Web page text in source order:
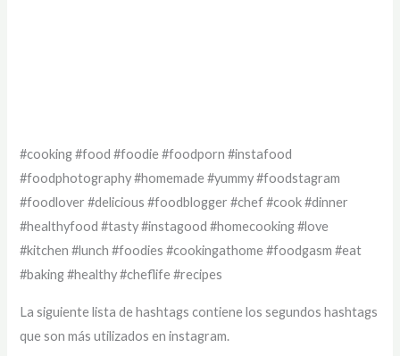
#cooking #food #foodie #foodporn #instafood
#foodphotography #homemade #yummy #foodstagram
#foodlover #delicious #foodblogger #chef #cook #dinner
#healthyfood #tasty #instagood #homecooking #love
#kitchen #lunch #foodies #cookingathome #foodgasm #eat
#baking #healthy #cheflife #recipes
La siguiente lista de hashtags contiene los segundos hashtags
que son más utilizados en instagram.